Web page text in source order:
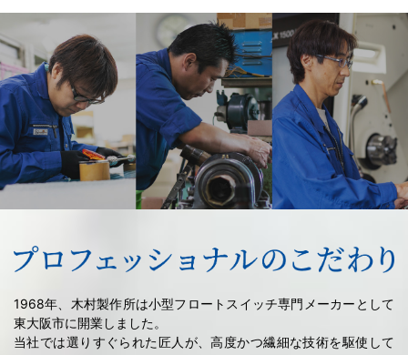
1968年、木村製作所は小型フロートスイッチ専門メーカーとして
東大阪市に開業しました。
当社では選りすぐられた匠人が、高度かつ繊細な技術を駆使して